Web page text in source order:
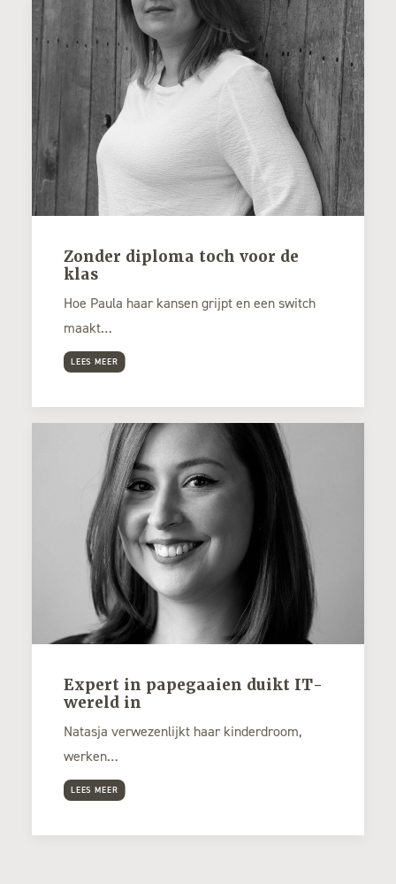
Zonder diploma toch voor de
klas
Hoe Paula haar kansen grijpt en een switch
maakt…
LEES MEER
Expert in papegaaien duikt IT-
wereld in
Natasja verwezenlijkt haar kinderdroom,
werken…
LEES MEER